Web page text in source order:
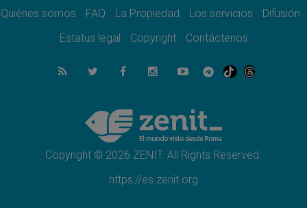
derriba los muros que separan
La Iglesia en Ceuta: caridad y esperanza
frente al drama migratorio
06.08.2026
La visita del Papa a Perú será un tiempo de
Cardenal Rossi: "La llegada del Papa León a
Argentina es un homenaje a Francisco"
Quiénes somos FAQ La Propiedad Los servicios
Difusión
Estatus legal
Copyright Contáctenos
Copyright © 2026 ZENIT. All Rights Reserved.
https://es.zenit.org